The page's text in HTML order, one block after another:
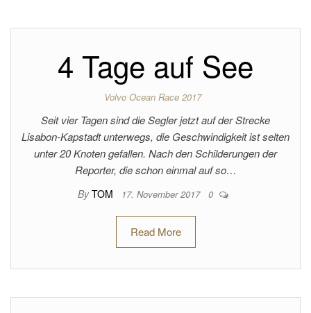
4 Tage auf See
Volvo Ocean Race 2017
Seit vier Tagen sind die Segler jetzt auf der Strecke
Lisabon-Kapstadt unterwegs, die Geschwindigkeit ist selten
unter 20 Knoten gefallen. Nach den Schilderungen der
Reporter, die schon einmal auf so…
By TOM 17. November 2017 0
Read More